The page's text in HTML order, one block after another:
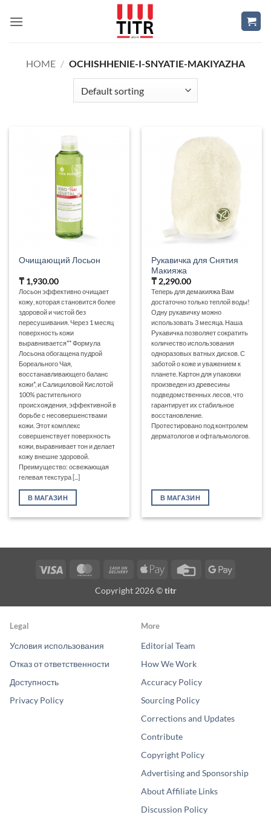
HOME / OCHISHHENIE-I-SNYATIE-MAKIYAZHA
Очищающий Лосьон
₸ 1,930.00
Лосьон эффективно очищает
кожу, которая становится более
здоровой и чистой без
пересушивания. Через 1 месяц
поверхность кожи
выравнивается** Формула
Лосьона обогащена пудрой
Бореального Чая,
восстанавливающего баланс
кожи*, и Салициловой Кислотой
100% растительного
происхождения, эффективной в
борьбе с несовершенствами
кожи. Этот комплекс
совершенствует поверхность
кожи, выравнивает тон и делает
кожу внешне здоровой.
Преимущество: освежающая
гелевая текстура [...]
В МАГАЗИН
Рукавичка для Снятия
Макияжа
₸ 2,290.00
Теперь для демакияжа Вам
достаточно только теплой воды!
Одну рукавичку можно
использовать 3 месяца. Наша
Рукавичка позволяет сократить
количество использования
одноразовых ватных дисков. С
заботой о коже и уважением к
планете. Картон для упаковки
произведен из древесины
подведомственных лесов, что
гарантирует их стабильное
восстановление.
Протестировано под контролем
дерматологов и офтальмологов.
В МАГАЗИН
Visa MasterCardCash
Delivery
Apple
Credit
Google
Copyright 2026 ©titr
Legal
Условия использования
Отказ от ответственности
Доступность
Privacy Policy
More
Editorial Team
How We Work
Accuracy Policy
Sourcing Policy
Corrections and Updates
Contribute
Copyright Policy
Advertising and Sponsorship
About Affiliate Links
Discussion Policy